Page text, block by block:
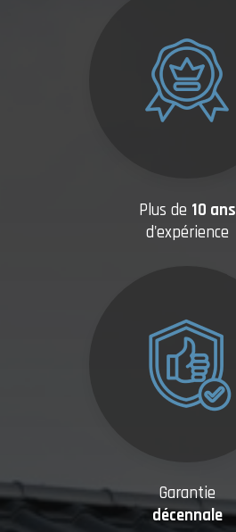
Plus de 10 ans
d'expérience
Garantie
décennale